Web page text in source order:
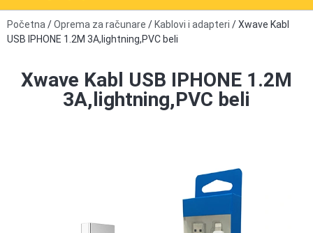
Početna /Oprema za računare / Kablovi i adapteri / Xwave Kabl
USB IPHONE 1.2M 3A,lightning,PVC beli
Xwave Kabl USB IPHONE 1.2M
3A,lightning,PVC beli